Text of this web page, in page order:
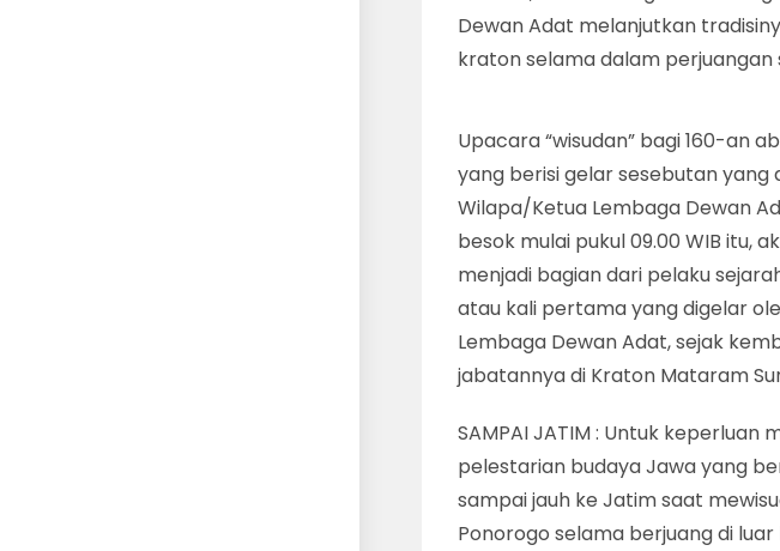
Dewan Adat melanjutkan
kraton selama dalam perjuangan
Upacara “wisudan” bagi 160-an
yang berisi gelar sesebutan yang
Wilapa/Ketua Lembaga Dewan
besok mulai pukul 09.00 WIB itu,
menjadi bagian dari pelaku
atau kali pertama yang digelar
Lembaga Dewan Adat, sejak
jabatannya di Kraton Mataram
SAMPAI JATIM : Untuk
pelestarian budaya Jawa yang
sampai jauh ke Jatim saat
Ponorogo selama berjuang di